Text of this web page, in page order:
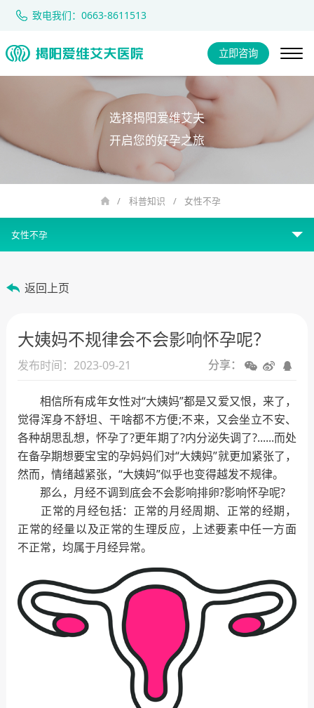
致电我们：0663-8611513
立即咨询
选择揭阳爱维艾夫
开启您的好孕之旅
/ 科普知识 / 女性不孕
女性不孕
男性不育
试管婴儿
返回上页
大姨妈不规律会不会影响怀孕呢？
发布时间：2023-09-21 分享：
相信所有成年女性对“大姨妈”都是又爱又恨，来了，
觉得浑身不舒坦、干啥都不方便;不来，又会坐立不安、
各种胡思乱想，怀孕了?更年期了?内分泌失调了?......而处
在备孕期想要宝宝的孕妈妈们对“大姨妈”就更加紧张了，
然而，情绪越紧张，“大姨妈”似乎也变得越发不规律。
那么，月经不调到底会不会影响排卵?影响怀孕呢?
正常的月经包括：正常的月经周期、正常的经期，
正常的经量以及正常的生理反应，上述要素中任一方面
不正常，均属于月经异常。